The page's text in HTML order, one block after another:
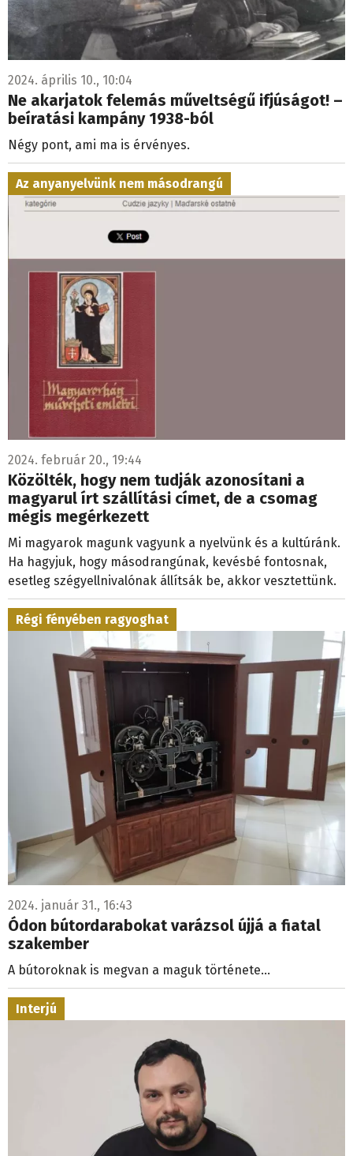
2024. április 10., 10:04
Ne akarjatok felemás műveltségű ifjúságot! –
beíratási kampány 1938-ból
Négy pont, ami ma is érvényes.
Az anyanyelvünk nem másodrangú
2024. február 20., 19:44
Közölték, hogy nem tudják azonosítani a
magyarul írt szállítási címet, de a csomag
mégis megérkezett
Mi magyarok magunk vagyunk a nyelvünk és a kultúránk.
Ha hagyjuk, hogy másodrangúnak, kevésbé fontosnak,
esetleg szégyellnivalónak állítsák be, akkor vesztettünk.
Régi fényében ragyoghat
2024. január 31., 16:43
Ódon bútordarabokat varázsol újjá a fiatal
szakember
A bútoroknak is megvan a maguk története...
Interjú